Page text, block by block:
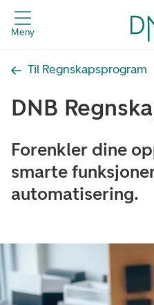
Meny
Til Regnskapsprogram
DNB
Forenkler dine
smarte
automatisering.